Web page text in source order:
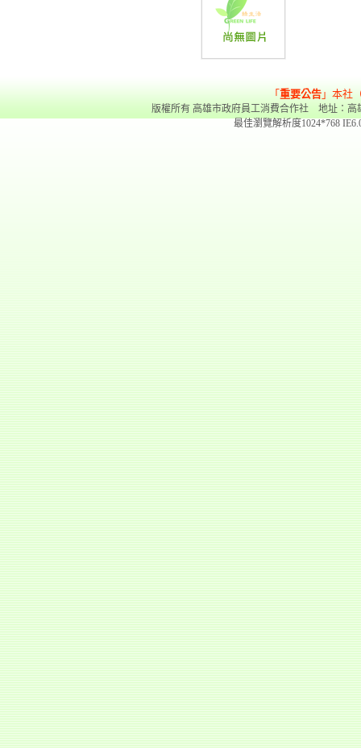
「 重要公告」本社
版權所有 高雄市政府員工消費合作社 地址：高
最佳瀏覽解析度1024*768